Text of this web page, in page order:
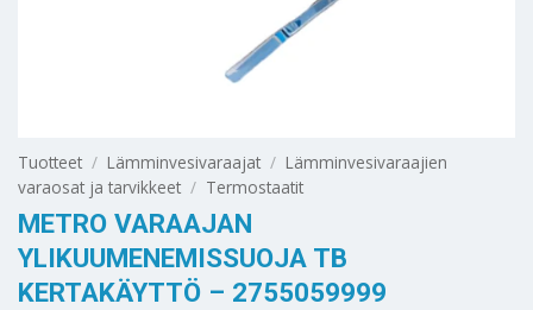
Tuotteet / Lämminvesivaraajat / Lämminvesivaraajien
varaosat ja tarvikkeet / Termostaatit
METRO VARAAJAN
YLIKUUMENEMISSUOJA TB
KERTAKÄYTTÖ – 2755059999